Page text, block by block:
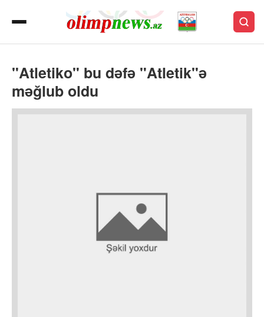
"Atletiko" bu dəfə "Atletik"ə
məğlub oldu